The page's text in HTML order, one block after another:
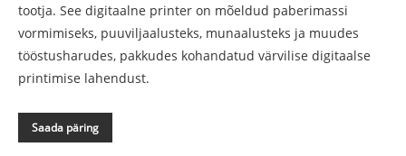
tootja. See digitaalne printer on mõeldud paberimassi
vormimiseks, puuviljaalusteks, munaalusteks ja muudes
tööstusharudes, pakkudes kohandatud värvilise digitaalse
printimise lahendust.
Saada päring